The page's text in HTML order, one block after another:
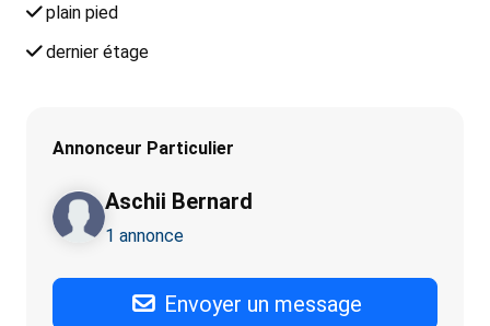
plain pied
dernier étage
Annonceur Particulier
Aschii Bernard
1 annonce
Envoyer un message